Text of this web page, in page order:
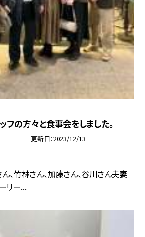
フの方々と食事会をしました。
更新日 2023/12/13
、竹林さん、加藤さん、谷川さん夫妻
リー...